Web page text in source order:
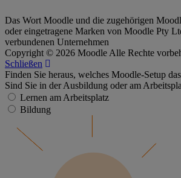
Das Wort Moodle und die zugehörigen
oder eingetragene Marken von Moodle Pty
verbundenen Unternehmen
Copyright © 2026 Moodle Alle Rechte
Schließen
Finden Sie heraus, welches Moodle-Setup
Sind Sie in der Ausbildung oder am
Lernen am Arbeitsplatz
Bildung